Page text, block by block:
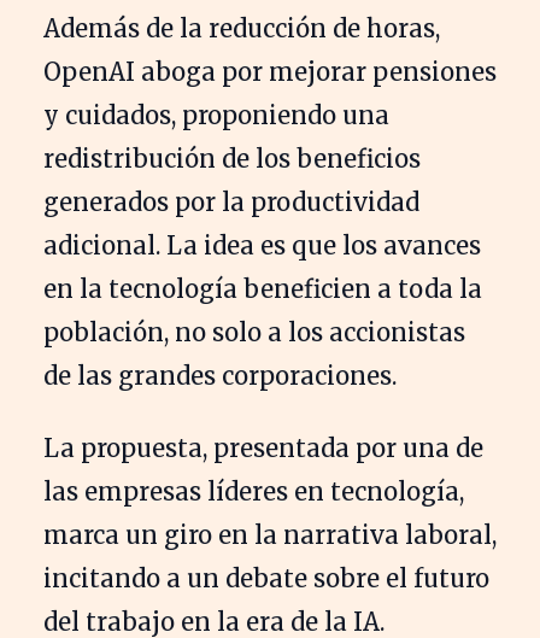
Además de la reducción de horas,
OpenAI aboga por mejorar pensiones
y cuidados, proponiendo una
redistribución de los beneficios
generados por la productividad
adicional. La idea es que los avances
en la tecnología beneficien a toda la
población, no solo a los accionistas
de las grandes corporaciones.
La propuesta, presentada por una de
las empresas líderes en tecnología,
marca un giro en la narrativa laboral,
incitando a un debate sobre el futuro
del trabajo en la era de la IA.